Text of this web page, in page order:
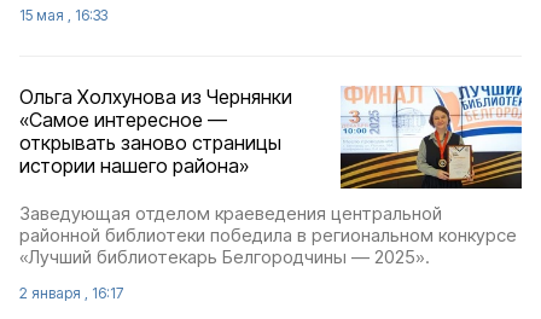
15 мая , 16:33
Ольга Холхунова из Чернянки
«Самое интересное —
открывать заново страницы
истории нашего района»
Заведующая отделом краеведения центральной
районной библиотеки победила в региональном конкурсе
«Лучший библиотекарь Белгородчины — 2025».
2 января , 16:17